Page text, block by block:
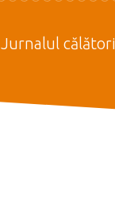
Jurnalul